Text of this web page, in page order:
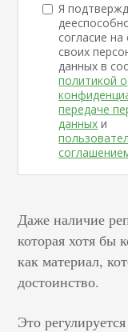
Я
согласие
своих
данных в
политикой о
передаче
данных и
Даже наличие
которая хотя бы
как материал,
достоинство.
Это